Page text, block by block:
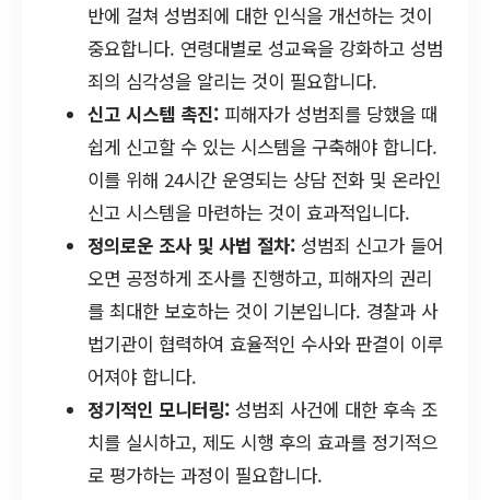
반에 걸쳐 성범죄에 대한 인식을 개선하는 것이
중요합니다. 연령대별로 성교육을 강화하고 성범
죄의 심각성을 알리는 것이 필요합니다.
신고 시스템 촉진: 피해자가 성범죄를 당했을 때
쉽게 신고할 수 있는 시스템을 구축해야 합니다.
이를 위해 24시간 운영되는 상담 전화 및 온라인
신고 시스템을 마련하는 것이 효과적입니다.
정의로운 조사 및 사법 절차: 성범죄 신고가 들어
오면 공정하게 조사를 진행하고, 피해자의 권리
를 최대한 보호하는 것이 기본입니다. 경찰과 사
법기관이 협력하여 효율적인 수사와 판결이 이루
어져야 합니다.
정기적인 모니터링: 성범죄 사건에 대한 후속 조
치를 실시하고, 제도 시행 후의 효과를 정기적으
로 평가하는 과정이 필요합니다.